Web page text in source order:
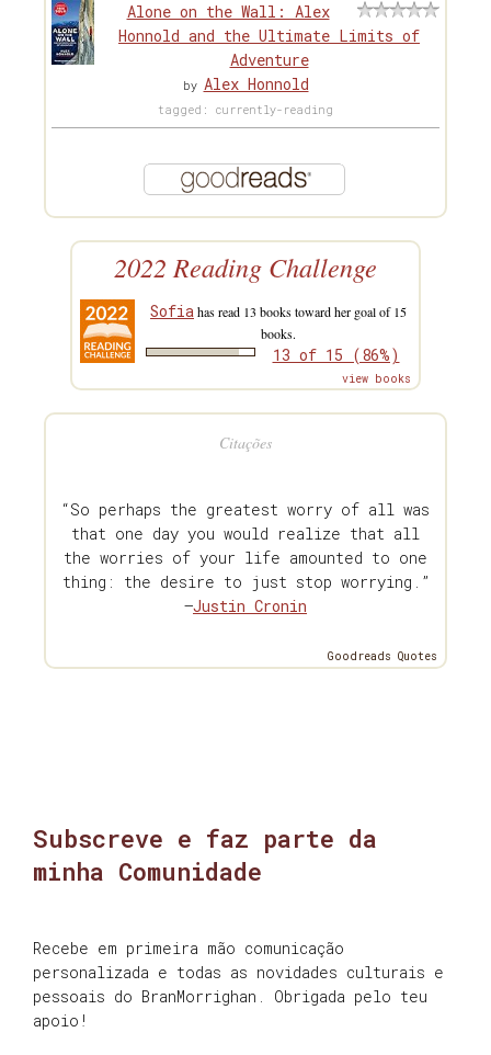
Alone on the Wall: Alex
Honnold and the Ultimate Limits of
Adventure
by Alex Honnold
tagged: currently-reading
2022 Reading Challenge
Sofiahas read 13 books toward her goal of 15
books.
13 of 15 (86%)
view books
Citações
“So perhaps the greatest worry of all was
that one day you would realize that all
the worries of your life amounted to one
thing: the desire to just stop worrying.”
—Justin Cronin
Goodreads Quotes
Subscreve e faz parte da
minha Comunidade
Recebe em primeira mão comunicação
personalizada e todas as novidades culturais e
pessoais do BranMorrighan. Obrigada pelo teu
apoio!